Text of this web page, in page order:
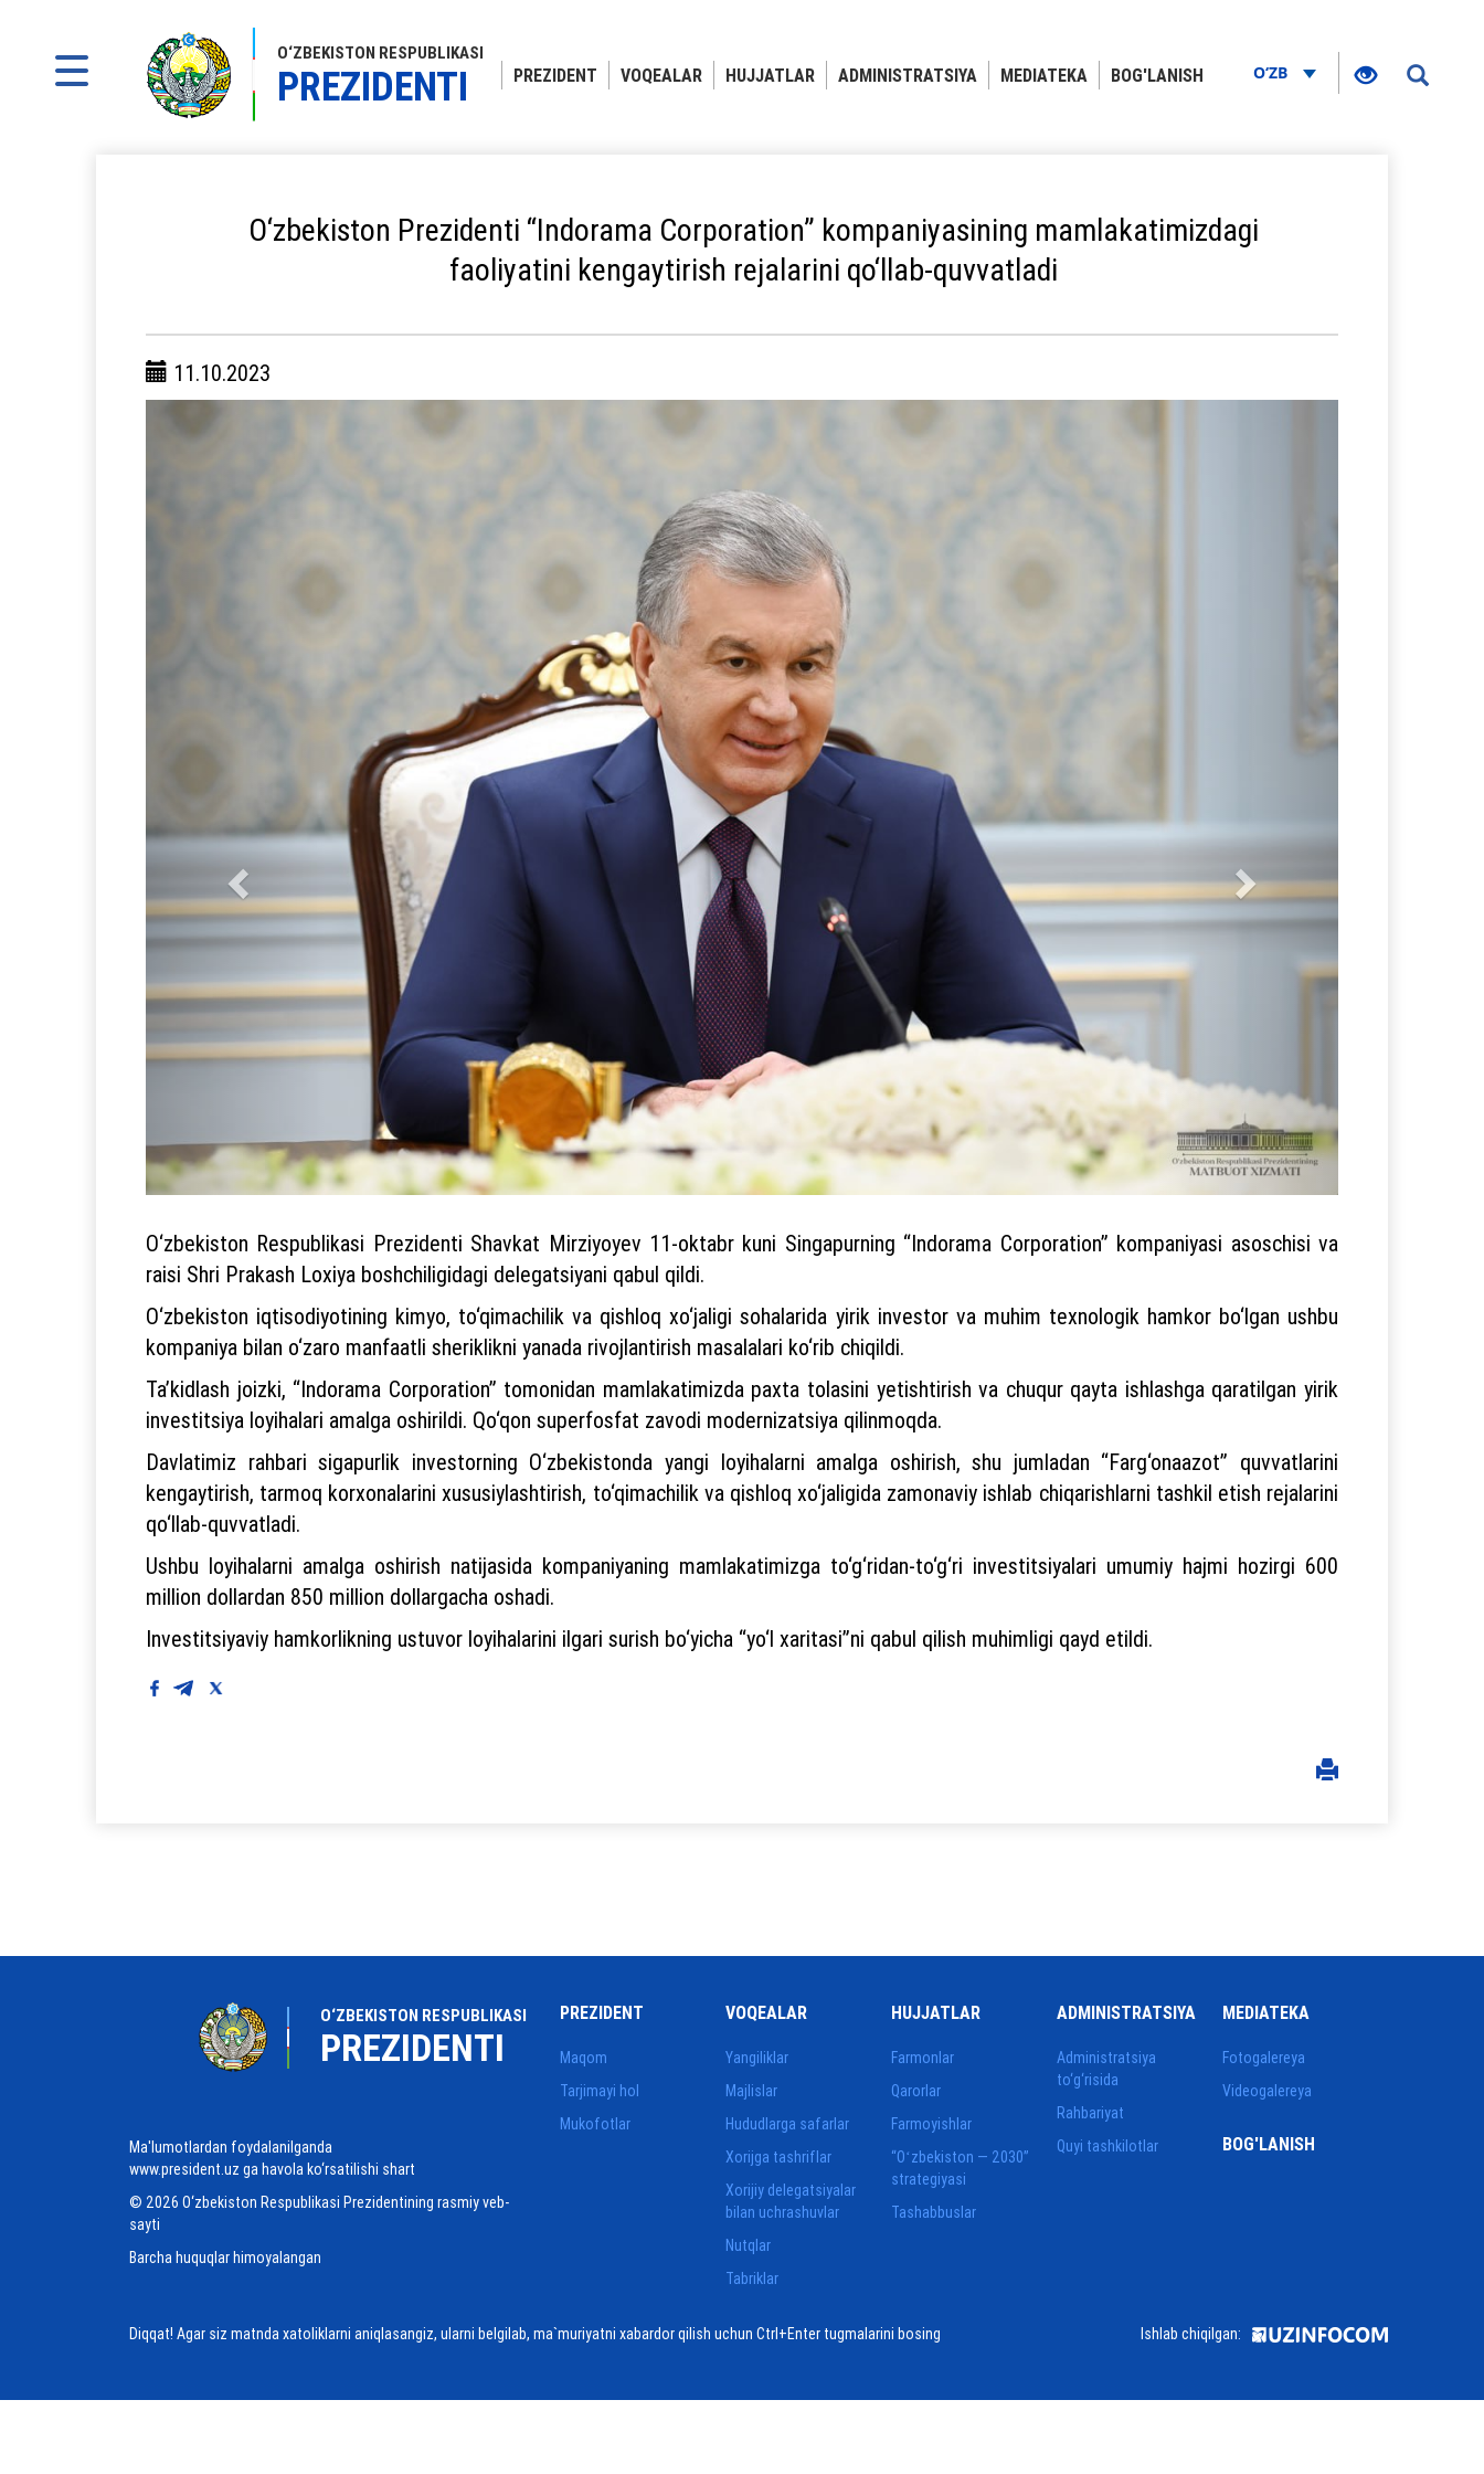
O‘ZBEKISTON RESPUBLIKASI
PREZIDENTI PREZIDENT VOQEALAR HUJJATLAR ADMINISTRATSIYA MEDIATEKA BOG'LANISH O‘ZB
O‘zbekiston Prezidenti “Indorama Corporation” kompaniyasining mamlakatimizdagi
faoliyatini kengaytirish rejalarini qo‘llab-quvvatladi
11.10.2023
O‘zbekiston Respublikasi Prezidenti Shavkat Mirziyoyev 11-oktabr kuni Singapurning “Indorama Corporation” kompaniyasi asoschisi va
raisi Shri Prakash Loxiya boshchiligidagi delegatsiyani qabul qildi.
O‘zbekiston iqtisodiyotining kimyo, to‘qimachilik va qishloq xo‘jaligi sohalarida yirik investor va muhim texnologik hamkor bo‘lgan ushbu
kompaniya bilan o‘zaro manfaatli sheriklikni yanada rivojlantirish masalalari ko‘rib chiqildi.
Ta’kidlash joizki, “Indorama Corporation” tomonidan mamlakatimizda paxta tolasini yetishtirish va chuqur qayta ishlashga qaratilgan yirik
investitsiya loyihalari amalga oshirildi. Qo‘qon superfosfat zavodi modernizatsiya qilinmoqda.
Davlatimiz rahbari sigapurlik investorning O‘zbekistonda yangi loyihalarni amalga oshirish, shu jumladan “Farg‘onaazot” quvvatlarini
kengaytirish, tarmoq korxonalarini xususiylashtirish, to‘qimachilik va qishloq xo‘jaligida zamonaviy ishlab chiqarishlarni tashkil etish rejalarini
qo‘llab-quvvatladi.
Ushbu loyihalarni amalga oshirish natijasida kompaniyaning mamlakatimizga to‘g‘ridan-to‘g‘ri investitsiyalari umumiy hajmi hozirgi 600
million dollardan 850 million dollargacha oshadi.
Investitsiyaviy hamkorlikning ustuvor loyihalarini ilgari surish bo‘yicha “yo‘l xaritasi”ni qabul qilish muhimligi qayd etildi.
O‘ZBEKISTON RESPUBLIKASI
PREZIDENTI
Ma'lumotlardan foydalanilganda
www.president.uz ga havola ko‘rsatilishi shart
© 2026 O‘zbekiston Respublikasi Prezidentining rasmiy veb-
sayti
Barcha huquqlar himoyalangan
PREZIDENT
Maqom
Tarjimayi hol
Mukofotlar
VOQEALAR
Yangiliklar
Majlislar
Hududlarga safarlar
Xorijga tashriflar
Xorijiy delegatsiyalar
bilan uchrashuvlar
Nutqlar
Tabriklar
HUJJATLAR
Farmonlar
Qarorlar
Farmoyishlar
“Oʻzbekiston — 2030”
strategiyasi
Tashabbuslar
ADMINISTRATSIYA
Administratsiya
to‘g‘risida
Rahbariyat
Quyi tashkilotlar
MEDIATEKA
Fotogalereya
Videogalereya
BOG'LANISH
Diqqat! Agar siz matnda xatoliklarni aniqlasangiz, ularni belgilab, ma`muriyatni xabardor qilish uchun Ctrl+Enter tugmalarini bosing Ishlab chiqilgan: